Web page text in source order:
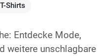
Shirts
Entdecke Mode,
weitere unschlagbare